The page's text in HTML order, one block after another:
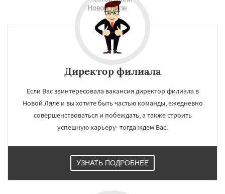
Директор филиала
Если Вас заинтересовала вакансия директор филиала в
Новой Ляле и вы хотите быть частью команды, ежедневно
совершенствоваться и побеждать, а также строить
успешную карьеру- тогда ждем Вас.
УЗНАТЬ ПОДРОБНЕЕ